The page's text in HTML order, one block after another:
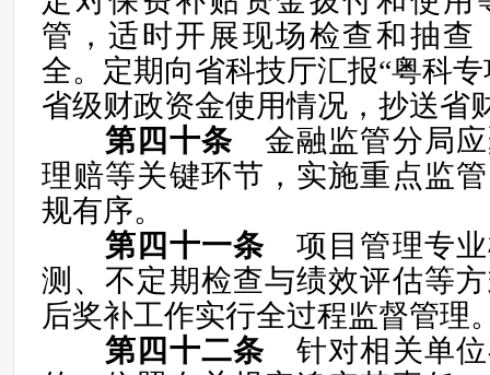
管，适时开展现场检查和抽查
全。定期向省科技厅汇报“粤科
省级财政资金使用情况，抄送省
第四十条金融监管分局应
理赔等关键环节，实施重点监
规有序。
第四十一条 项目管理专业
测、不定期检查与绩效评估等
后奖补工作实行全过程监督管理
第四十二条 针对相关单位